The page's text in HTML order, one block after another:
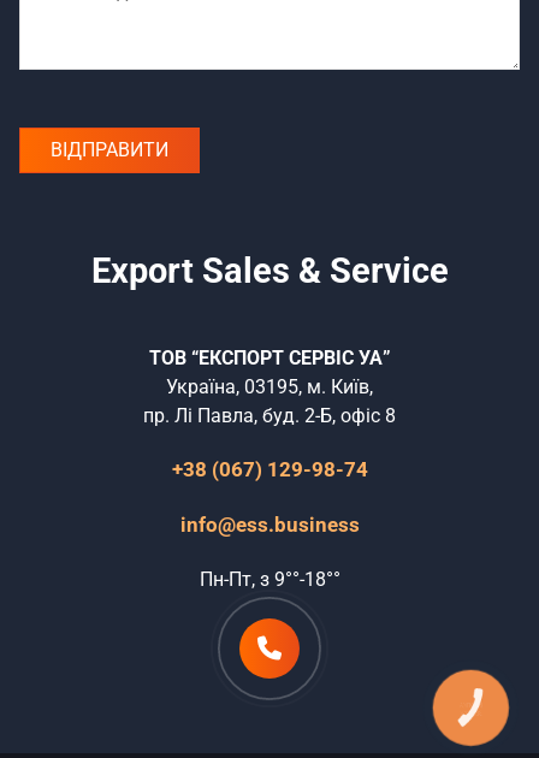
Export Sales & Service
ТОВ “ЕКСПОРТ СЕРВІС УА”
Україна, 03195, м. Київ,
пр. Лі Павла, буд. 2-Б, офіс 8
+38 (067) 129-98-74
info@ess.business
Пн-Пт, з 9°°-18°°
КНОПКА
ЗВ'ЯЗКУ